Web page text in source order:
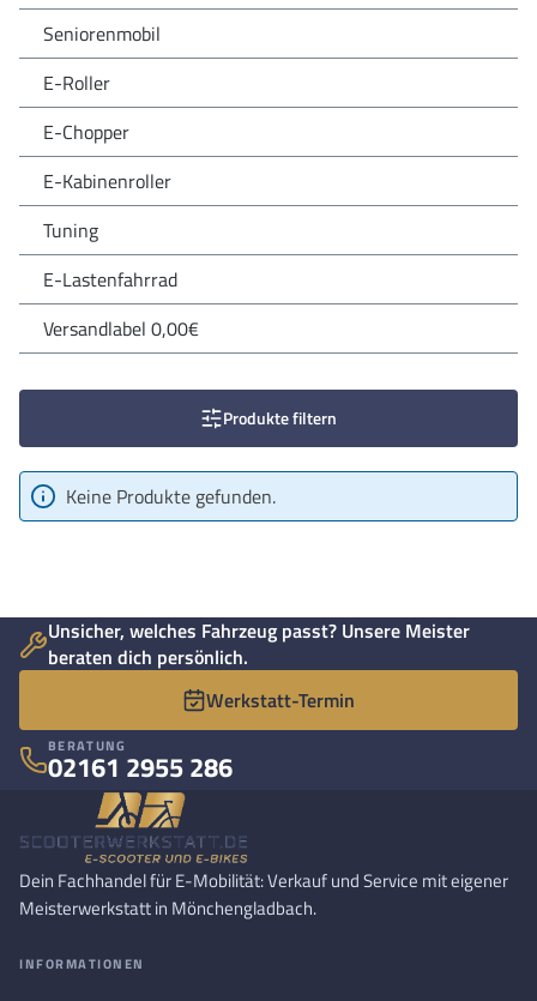
Seniorenmobil
E-Roller
E-Chopper
E-Kabinenroller
Tuning
E-Lastenfahrrad
Versandlabel 0,00€
Produkte filtern
Keine Produkte gefunden.
Unsicher, welches Fahrzeug passt? Unsere Meister
beraten dich persönlich.
Werkstatt-Termin
BERATUNG
02161 2955 286
Dein Fachhandel für E-Mobilität: Verkauf und Service mit eigener
Meisterwerkstatt in Mönchengladbach.
INFORMATIONEN